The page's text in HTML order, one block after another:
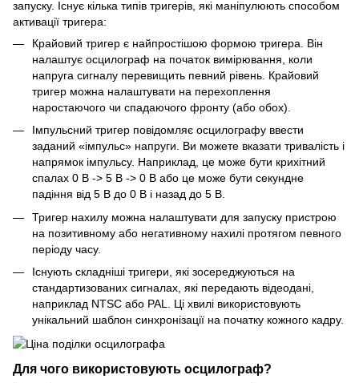
запуску. Існує кілька типів тригерів, які маніпулюють способом
активації тригера:
Крайовий тригер є найпростішою формою тригера. Він
налаштує осцилограф на початок вимірювання, коли
напруга сигналу перевищить певний рівень. Крайовий
тригер можна налаштувати на перехоплення
наростаючого чи спадаючого фронту (або обох).
Імпульсний тригер повідомляє осцилографу ввести
заданий «імпульс» напруги. Ви можете вказати тривалість і
напрямок імпульсу. Наприклад, це може бути крихітний
спалах 0 В -> 5 В -> 0 В або це може бути секундне
падіння від 5 В до 0 В і назад до 5 В.
Тригер нахилу можна налаштувати для запуску пристрою
на позитивному або негативному нахилі протягом певного
періоду часу.
Існують складніші тригери, які зосереджуються на
стандартизованих сигналах, які передають відеодані,
наприклад NTSC або PAL. Ці хвилі використовують
унікальний шаблон синхронізації на початку кожного кадру.
Для чого використовують осцилограф?